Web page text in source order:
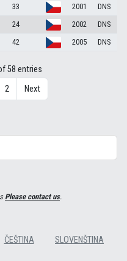
33 2001
DNS
24 2002
DNS
42 2005 DNS
58 entries
2 Next
Please contact us.
ČEŠTINA SLOVENŠTINA